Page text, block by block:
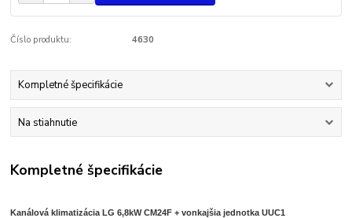
Číslo produktu: 4630
Kompletné špecifikácie
Na stiahnutie
Kompletné špecifikácie
Kanálová klimatizácia LG 6,8kW CM24F + vonkajšia jednotka UUC1